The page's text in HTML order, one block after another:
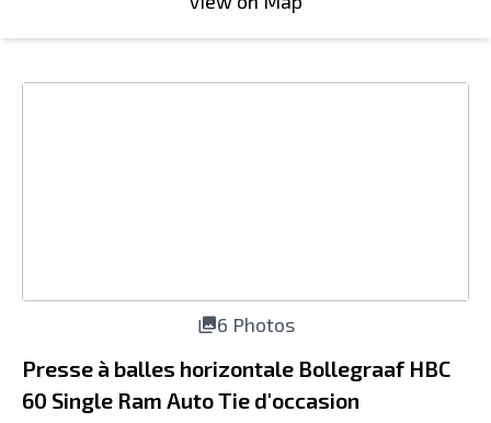
6 Photos
Presse à balles horizontale Bollegraaf HBC
60 Single Ram Auto Tie d'occasion